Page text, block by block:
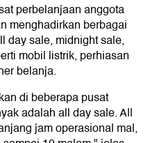
perbelanjaan anggota
menghadirkan berbagai
day sale, midnight sale,
mobil listrik, perhiasan
belanja.
di beberapa pusat
adalah all day sale. All
jam operasional mal,